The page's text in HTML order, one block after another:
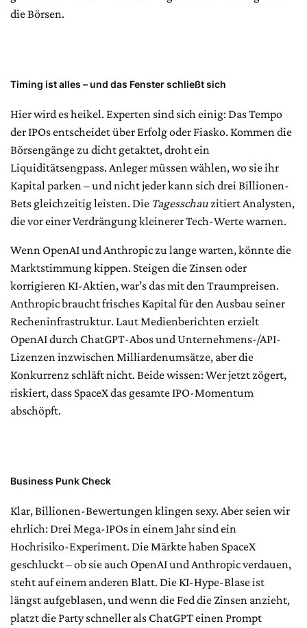
die Börsen.
Timing ist alles – und das Fenster schließt sich
Hier wird es heikel. Experten sind sich einig: Das Tempo
der IPOs entscheidet über Erfolg oder Fiasko. Kommen die
Börsengänge zu dicht getaktet, droht ein
Liquiditätsengpass. Anleger müssen wählen, wo sie ihr
Kapital parken – und nicht jeder kann sich drei Billionen-
Bets gleichzeitig leisten. Die Tagesschauzitiert Analysten,
die vor einer Verdrängung kleinerer Tech-Werte warnen.
Wenn OpenAI und Anthropic zu lange warten, könnte die
Marktstimmung kippen. Steigen die Zinsen oder
korrigieren KI-Aktien, war’s das mit den Traumpreisen.
Anthropic braucht frisches Kapital für den Ausbau seiner
Recheninfrastruktur. Laut Medienberichten erzielt
OpenAI durch ChatGPT-Abos und Unternehmens-/API-
Lizenzen inzwischen Milliardenumsätze, aber die
Konkurrenz schläft nicht. Beide wissen: Wer jetzt zögert,
riskiert, dass SpaceX das gesamte IPO-Momentum
abschöpft.
Business Punk Check
Klar, Billionen-Bewertungen klingen sexy. Aber seien wir
ehrlich: Drei Mega-IPOs in einem Jahr sind ein
Hochrisiko-Experiment. Die Märkte haben SpaceX
geschluckt – ob sie auch OpenAI und Anthropic verdauen,
steht auf einem anderen Blatt. Die KI-Hype-Blase ist
längst aufgeblasen, und wenn die Fed die Zinsen anzieht,
platzt die Party schneller als ChatGPT einen Prompt